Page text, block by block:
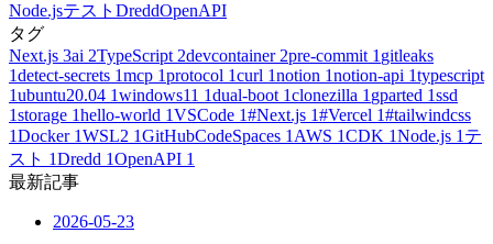
Node.jsテスト DreddOpenAPI
タグ
Next.js 3ai 2TypeScript 2devcontainer 2pre-commit 1 gitleaks
1detect-secrets 1mcp 1protocol 1curl 1notion 1notion-api 1typescript
1ubuntu20.04 1windows11 1dual-boot 1clonezilla 1 gparted 1ssd
1storage 1hello-world 1VSCode 1#Next.js 1#Vercel 1#tailwindcss
1Docker 1WSL2 1GitHubCodeSpaces 1 AWS 1CDK 1Node.js 1 テ
スト 1Dredd 1OpenAPI 1
最新記事
2026-05-23